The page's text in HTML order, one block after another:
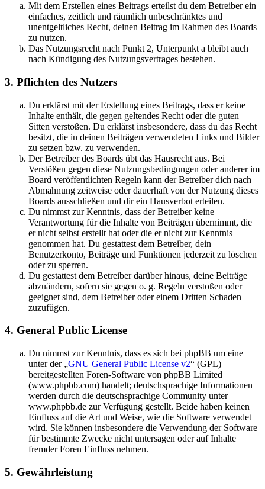
Mit dem Erstellen eines Beitrags erteilst du dem Betreiber ein
einfaches, zeitlich und räumlich unbeschränktes und
unentgeltliches Recht, deinen Beitrag im Rahmen des Boards
zu nutzen.
Das Nutzungsrecht nach Punkt 2, Unterpunkt a bleibt auch
nach Kündigung des Nutzungsvertrages bestehen.
3. Pflichten des Nutzers
Du erklärst mit der Erstellung eines Beitrags, dass er keine
Inhalte enthält, die gegen geltendes Recht oder die guten
Sitten verstoßen. Du erklärst insbesondere, dass du das Recht
besitzt, die in deinen Beiträgen verwendeten Links und Bilder
zu setzen bzw. zu verwenden.
Der Betreiber des Boards übt das Hausrecht aus. Bei
Verstößen gegen diese Nutzungsbedingungen oder anderer im
Board veröffentlichten Regeln kann der Betreiber dich nach
Abmahnung zeitweise oder dauerhaft von der Nutzung dieses
Boards ausschließen und dir ein Hausverbot erteilen.
Du nimmst zur Kenntnis, dass der Betreiber keine
Verantwortung für die Inhalte von Beiträgen übernimmt, die
er nicht selbst erstellt hat oder die er nicht zur Kenntnis
genommen hat. Du gestattest dem Betreiber, dein
Benutzerkonto, Beiträge und Funktionen jederzeit zu löschen
oder zu sperren.
Du gestattest dem Betreiber darüber hinaus, deine Beiträge
abzuändern, sofern sie gegen o. g. Regeln verstoßen oder
geeignet sind, dem Betreiber oder einem Dritten Schaden
zuzufügen.
4. General Public License
Du nimmst zur Kenntnis, dass es sich bei phpBB um eine
unter der „GNU General Public License v2“ (GPL)
bereitgestellten Foren-Software von phpBB Limited
(www.phpbb.com) handelt; deutschsprachige Informationen
werden durch die deutschsprachige Community unter
www.phpbb.de zur Verfügung gestellt. Beide haben keinen
Einfluss auf die Art und Weise, wie die Software verwendet
wird. Sie können insbesondere die Verwendung der Software
für bestimmte Zwecke nicht untersagen oder auf Inhalte
fremder Foren Einfluss nehmen.
5. Gewährleistung